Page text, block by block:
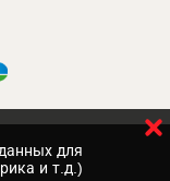
для
и т.д.)